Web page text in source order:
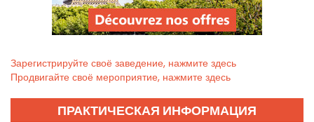
Зарегистрируйте своё заведение, нажмите здесь
Продвигайте своё мероприятие, нажмите здесь
ПРАКТИЧЕСКАЯ ИНФОРМАЦИЯ